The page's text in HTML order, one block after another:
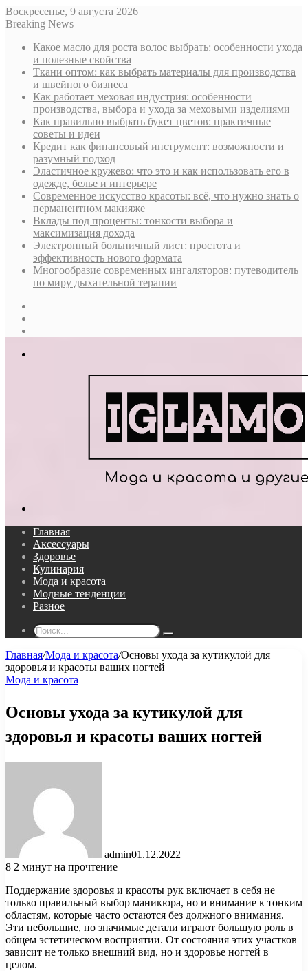
Воскресенье, 9 августа 2026
Breaking News
Какое масло для роста волос выбрать: особенности ухода
и полезные свойства
Ткани оптом: как выбрать материалы для производства
и швейного бизнеса
Как работает меховая индустрия: особенности
производства, выбора и ухода за меховыми изделиями
Как правильно выбрать букет цветов: практичные
советы и идеи
Кредит как финансовый инструмент: возможности и
разумный подход
Эластичное кружево: что это и как использовать его в
одежде, белье и интерьере
Современное искусство красоты: всё, что нужно знать о
перманентном макияже
Вклады под проценты: тонкости выбора и
максимизация дохода
Электронный больничный лист: простота и
эффективность нового формата
Многообразие современных ингаляторов: путеводитель
по миру дыхательной терапии
Главная
Аксессуары
Здоровье
Кулинария
Мода и красота
Модные тенденции
Разное
Поиск...
Главная/Мода и красота/Основы ухода за кутикулой для
здоровья и красоты ваших ногтей
Мода и красота
Основы ухода за кутикулой для
здоровья и красоты ваших ногтей
admin01.12.2022
8 2 минут на прочтение
Поддержание здоровья и красоты рук включает в себя не
только правильный выбор маникюра, но и внимание к тонким
областям, которые часто остаются без должного внимания.
Эти небольшие, но значимые детали играют большую роль в
общем эстетическом восприятии. От состояния этих участков
зависит не только внешний вид, но и здоровье ногтей в
целом.